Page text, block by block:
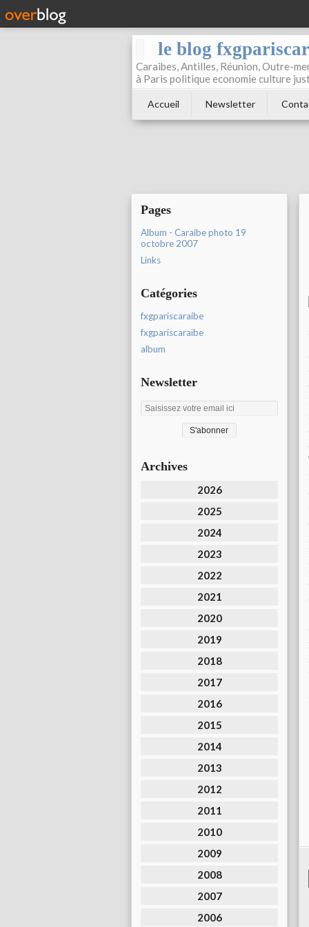
le blog
Caraibes, Antilles, Réunion, Outre-
à Paris politique economie culture
Accueil Newsletter
Pages
Album - Caraibe photo 19
octobre 2007
Links
Catégories
fxgpariscaraibe
fxgpariscaraïbe
album
Newsletter
Archives
2026
2025
2024
2023
2022
2021
2020
2019
2018
2017
2016
2015
2014
2013
2012
2011
2010
2009
2008
2007
2006